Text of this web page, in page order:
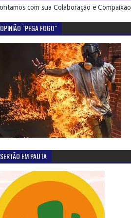
com sua Colaboração e Compaixão
OPINIÃO "PEGA FOGO"
SERTÃO EM PAUTA